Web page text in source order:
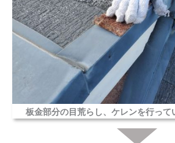
板金部分の目荒らし、ケレンを行って